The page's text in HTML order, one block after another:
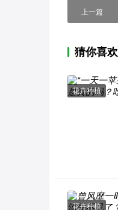
上一篇
猜你喜欢
花卉种植
花卉种植